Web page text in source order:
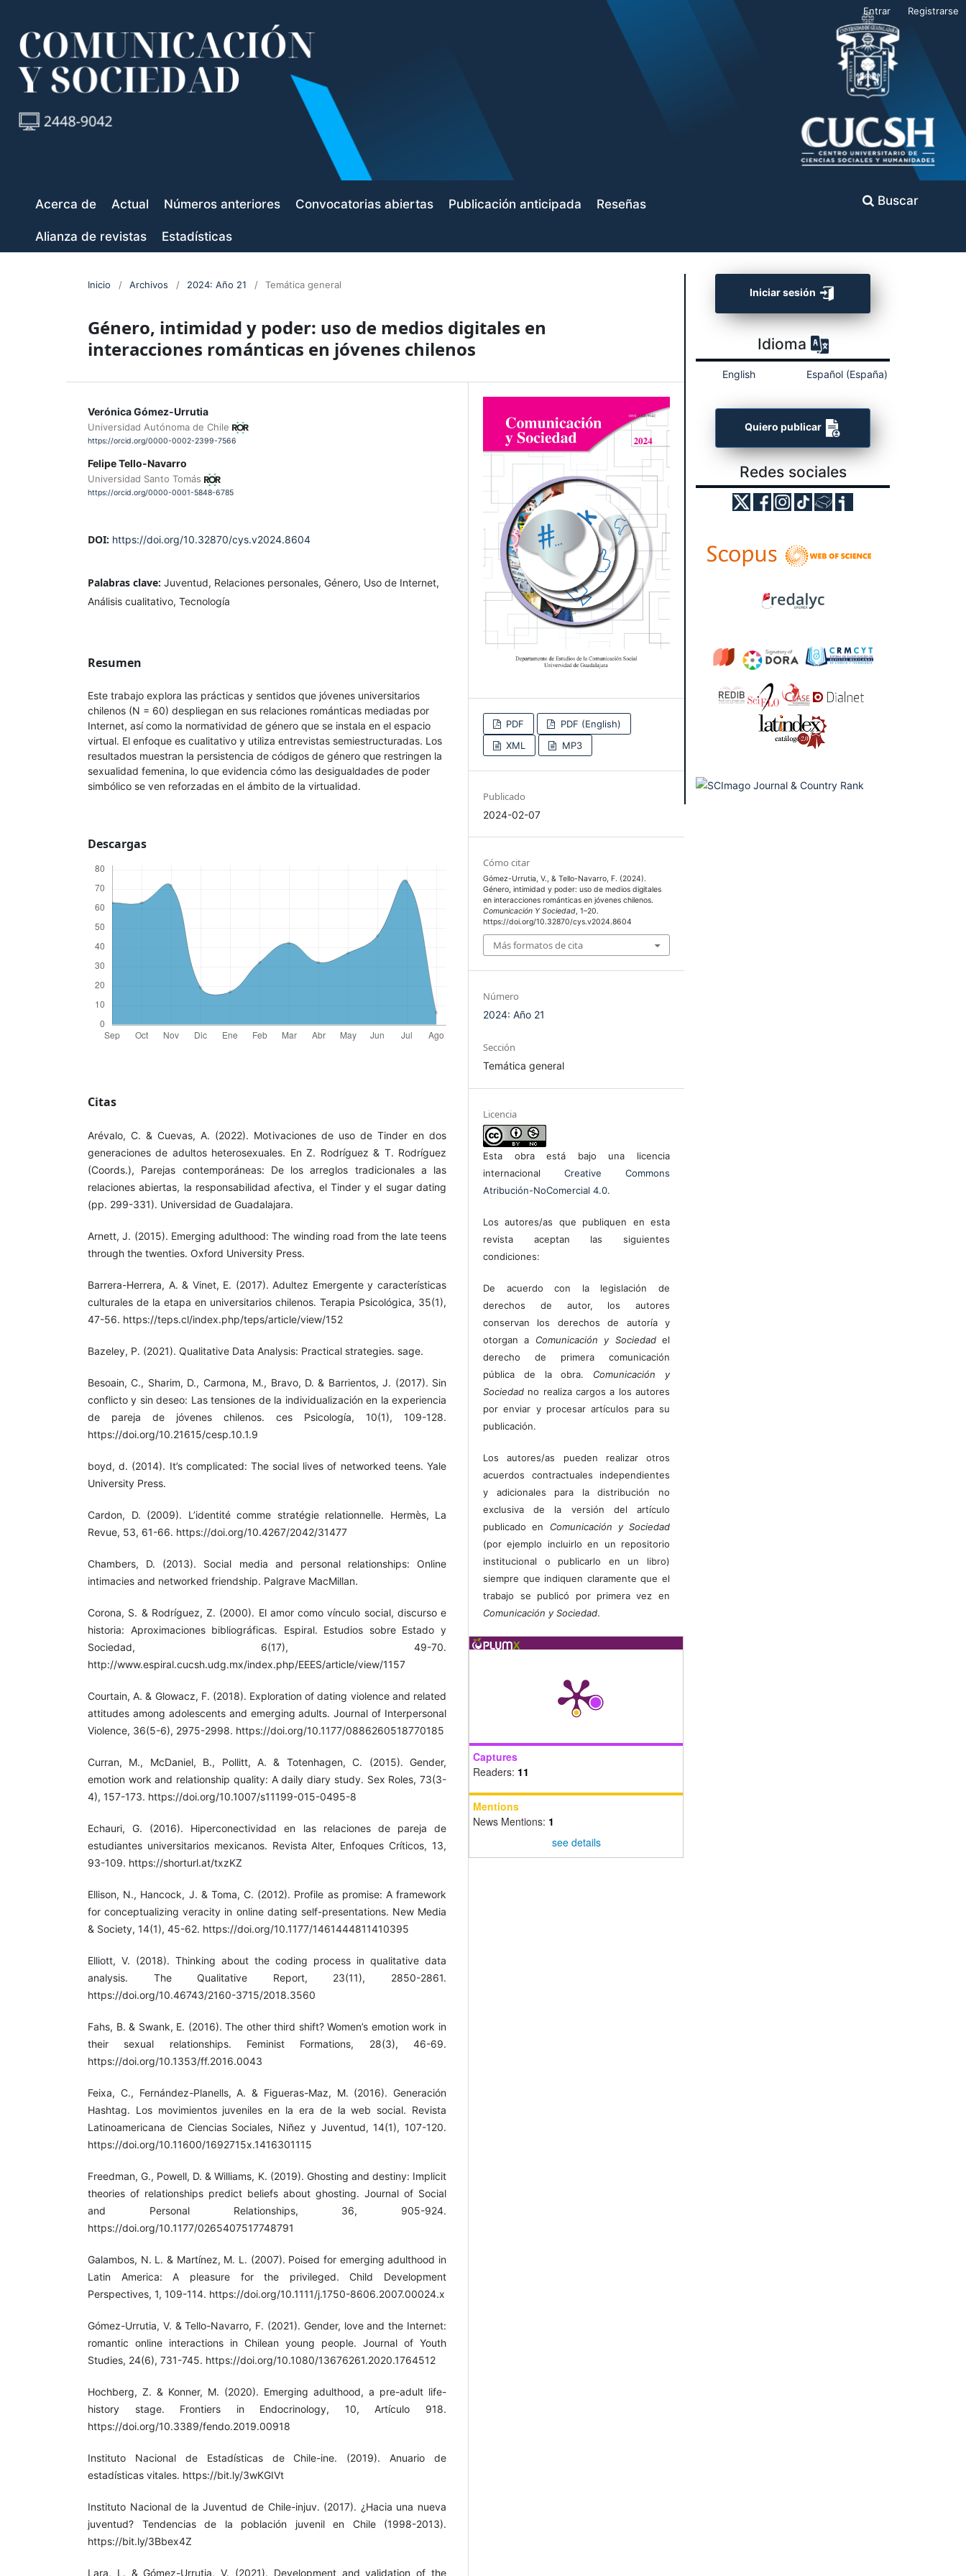
Acerca de Actual Números anteriores Convocatorias abiertas Publicación anticipada Reseñas
Alianza de revistas Estadísticas
Buscar
Entrar Registrarse
Inicio / Archivos / 2024: Año 21 / Temática general
Género, intimidad y poder: uso de medios digitales en
interacciones románticas en jóvenes chilenos
Verónica Gómez-Urrutia
Universidad Autónoma de Chile
https://orcid.org/0000-0002-2399-7566
Felipe Tello-Navarro
Universidad Santo Tomás
https://orcid.org/0000-0001-5848-6785
DOI: https://doi.org/10.32870/cys.v2024.8604
Palabras clave: Juventud, Relaciones personales, Género, Uso de Internet,
Análisis cualitativo, Tecnología
Resumen
Este trabajo explora las prácticas y sentidos que jóvenes universitarios
chilenos (N = 60) despliegan en sus relaciones románticas mediadas por
Internet, así como la normatividad de género que se instala en el espacio
virtual. El enfoque es cualitativo y utiliza entrevistas semiestructuradas. Los
resultados muestran la persistencia de códigos de género que restringen la
sexualidad femenina, lo que evidencia cómo las desigualdades de poder
simbólico se ven reforzadas en el ámbito de la virtualidad.
Descargas
Citas
Arévalo, C. & Cuevas, A. (2022). Motivaciones de uso de Tinder en dos
generaciones de adultos heterosexuales. En Z. Rodríguez & T. Rodríguez
(Coords.), Parejas contemporáneas: De los arreglos tradicionales a las
relaciones abiertas, la responsabilidad afectiva, el Tinder y el sugar dating
(pp. 299-331). Universidad de Guadalajara.
Arnett, J. (2015). Emerging adulthood: The winding road from the late teens
through the twenties. Oxford University Press.
Barrera-Herrera, A. & Vinet, E. (2017). Adultez Emergente y características
culturales de la etapa en universitarios chilenos. Terapia Psicológica, 35(1),
47-56. https://teps.cl/index.php/teps/article/view/152
Bazeley, P. (2021). Qualitative Data Analysis: Practical strategies. sage.
Besoain, C., Sharim, D., Carmona, M., Bravo, D. & Barrientos, J. (2017). Sin
conflicto y sin deseo: Las tensiones de la individualización en la experiencia
de pareja de jóvenes chilenos. ces Psicología, 10(1), 109-128.
https://doi.org/10.21615/cesp.10.1.9
boyd, d. (2014). It’s complicated: The social lives of networked teens. Yale
University Press.
Cardon, D. (2009). L’identité comme stratégie relationnelle. Hermès, La
Revue, 53, 61-66. https://doi.org/10.4267/2042/31477
Chambers, D. (2013). Social media and personal relationships: Online
intimacies and networked friendship. Palgrave MacMillan.
Corona, S. & Rodríguez, Z. (2000). El amor como vínculo social, discurso e
historia: Aproximaciones bibliográficas. Espiral. Estudios sobre Estado y
Sociedad, 6(17), 49-70.
http://www.espiral.cucsh.udg.mx/index.php/EEES/article/view/1157
Courtain, A. & Glowacz, F. (2018). Exploration of dating violence and related
attitudes among adolescents and emerging adults. Journal of Interpersonal
Violence, 36(5-6), 2975-2998. https://doi.org/10.1177/0886260518770185
Curran, M., McDaniel, B., Pollitt, A. & Totenhagen, C. (2015). Gender,
emotion work and relationship quality: A daily diary study. Sex Roles, 73(3-
4), 157-173. https://doi.org/10.1007/s11199-015-0495-8
Echauri, G. (2016). Hiperconectividad en las relaciones de pareja de
estudiantes universitarios mexicanos. Revista Alter, Enfoques Críticos, 13,
93-109. https://shorturl.at/txzKZ
Ellison, N., Hancock, J. & Toma, C. (2012). Profile as promise: A framework
for conceptualizing veracity in online dating self-presentations. New Media
& Society, 14(1), 45-62. https://doi.org/10.1177/1461444811410395
Elliott, V. (2018). Thinking about the coding process in qualitative data
analysis. The Qualitative Report, 23(11), 2850-2861.
https://doi.org/10.46743/2160-3715/2018.3560
Fahs, B. & Swank, E. (2016). The other third shift? Women’s emotion work in
their sexual relationships. Feminist Formations, 28(3), 46-69.
https://doi.org/10.1353/ff.2016.0043
Feixa, C., Fernández-Planells, A. & Figueras-Maz, M. (2016). Generación
Hashtag. Los movimientos juveniles en la era de la web social. Revista
Latinoamericana de Ciencias Sociales, Niñez y Juventud, 14(1), 107-120.
https://doi.org/10.11600/1692715x.1416301115
Freedman, G., Powell, D. & Williams, K. (2019). Ghosting and destiny: Implicit
theories of relationships predict beliefs about ghosting. Journal of Social
and Personal Relationships, 36, 905-924.
https://doi.org/10.1177/0265407517748791
Galambos, N. L. & Martínez, M. L. (2007). Poised for emerging adulthood in
Latin America: A pleasure for the privileged. Child Development
Perspectives, 1, 109-114. https://doi.org/10.1111/j.1750-8606.2007.00024.x
Gómez-Urrutia, V. & Tello-Navarro, F. (2021). Gender, love and the Internet:
romantic online interactions in Chilean young people. Journal of Youth
Studies, 24(6), 731-745. https://doi.org/10.1080/13676261.2020.1764512
Hochberg, Z. & Konner, M. (2020). Emerging adulthood, a pre-adult life-
history stage. Frontiers in Endocrinology, 10, Artículo 918.
https://doi.org/10.3389/fendo.2019.00918
Instituto Nacional de Estadísticas de Chile-ine. (2019). Anuario de
estadísticas vitales. https://bit.ly/3wKGIVt
Instituto Nacional de la Juventud de Chile-injuv. (2017). ¿Hacia una nueva
juventud? Tendencias de la población juvenil en Chile (1998-2013).
https://bit.ly/3Bbex4Z
Lara, L. & Gómez-Urrutia, V. (2021). Development and validation of the
PDF
PDF (English)
XML
MP3
Publicado
2024-02-07
Cómo citar
Gómez-Urrutia, V., & Tello-Navarro, F. (2024).
Género, intimidad y poder: uso de medios digitales
en interacciones románticas en jóvenes chilenos.
Comunicación Y Sociedad, 1–20.
https://doi.org/10.32870/cys.v2024.8604
Más formatos de cita
Número
2024: Año 21
Sección
Temática general
Licencia
Esta obra está bajo una licencia
internacional Creative Commons
Atribución-NoComercial 4.0.
Los autores/as que publiquen en esta
revista aceptan las siguientes
condiciones:
De acuerdo con la legislación de
derechos de autor, los autores
conservan los derechos de autoría y
otorgan a Comunicación y Sociedadel
derecho de primera comunicación
pública de la obra. Comunicación y
Sociedad no realiza cargos a los autores
por enviar y procesar artículos para su
publicación.
Los autores/as pueden realizar otros
acuerdos contractuales independientes
y adicionales para la distribución no
exclusiva de la versión del artículo
publicado en Comunicación y Sociedad
(por ejemplo incluirlo en un repositorio
institucional o publicarlo en un libro)
siempre que indiquen claramente que el
trabajo se publicó por primera vez en
Comunicación y Sociedad.
Captures
Readers: 11
Mentions
News Mentions: 1
see details
Iniciar sesión
Idioma
English Español (España)
Quiero publicar
Redes sociales